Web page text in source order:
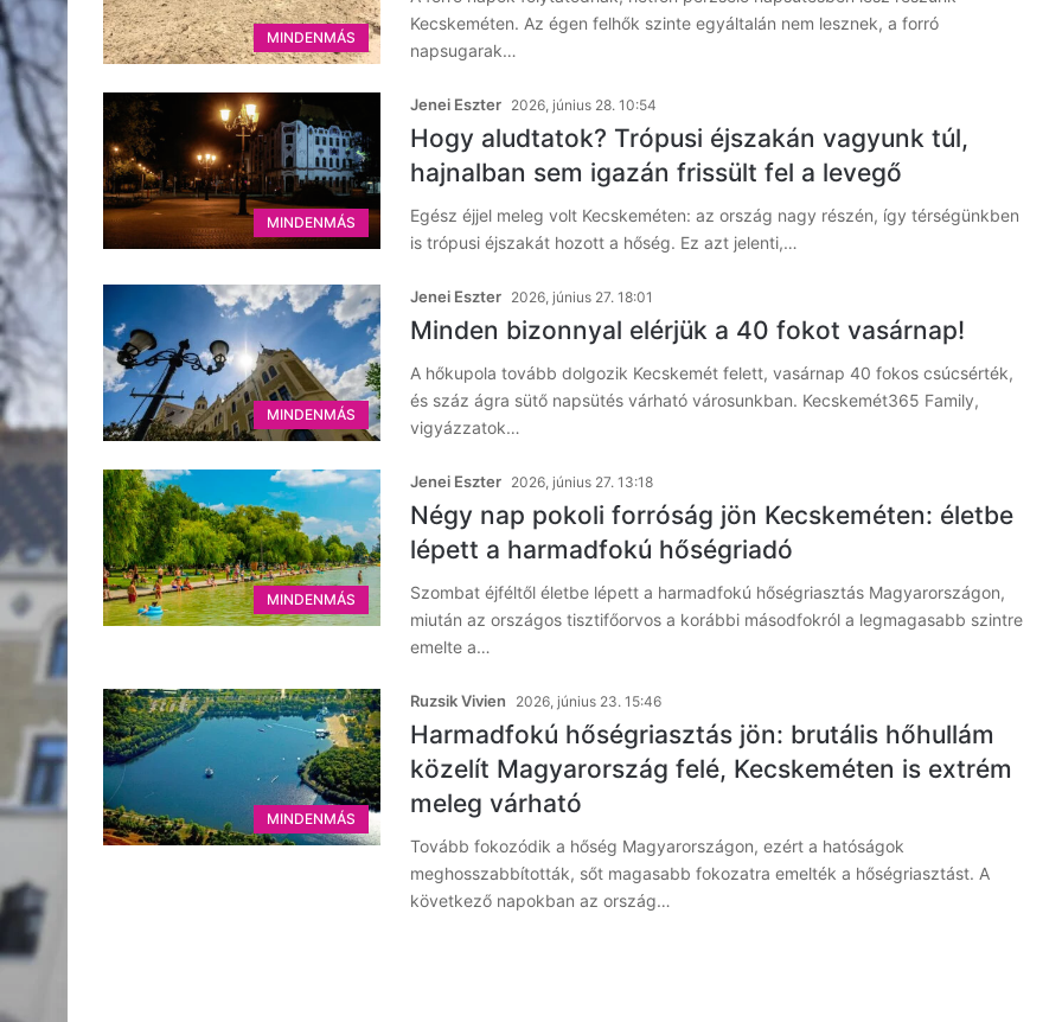
MINDENMÁS
Kecskeméten. Az égen felhők szinte egyáltalán nem lesznek, a forró
napsugarak…
MINDENMÁS
Jenei Eszter 2026, június 28. 10:54
Hogy aludtatok? Trópusi éjszakán vagyunk túl,
hajnalban sem igazán frissült fel a levegő
Egész éjjel meleg volt Kecskeméten: az ország nagy részén, így térségünkben
is trópusi éjszakát hozott a hőség. Ez azt jelenti,…
MINDENMÁS
Jenei Eszter 2026, június 27. 18:01
Minden bizonnyal elérjük a 40 fokot vasárnap!
A hőkupola tovább dolgozik Kecskemét felett, vasárnap 40 fokos csúcsérték,
és száz ágra sütő napsütés várható városunkban. Kecskemét365 Family,
vigyázzatok…
MINDENMÁS
Jenei Eszter 2026, június 27. 13:18
Négy nap pokoli forróság jön Kecskeméten: életbe
lépett a harmadfokú hőségriadó
Szombat éjféltől életbe lépett a harmadfokú hőségriasztás Magyarországon,
miután az országos tisztifőorvos a korábbi másodfokról a legmagasabb szintre
emelte a…
MINDENMÁS
Ruzsik Vivien 2026, június 23. 15:46
Harmadfokú hőségriasztás jön: brutális hőhullám
közelít Magyarország felé, Kecskeméten is extrém
meleg várható
Tovább fokozódik a hőség Magyarországon, ezért a hatóságok
meghosszabbították, sőt magasabb fokozatra emelték a hőségriasztást. A
következő napokban az ország…